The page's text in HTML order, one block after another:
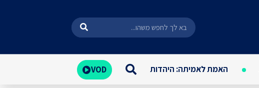
האמת לאמיתה: היהדות VOD